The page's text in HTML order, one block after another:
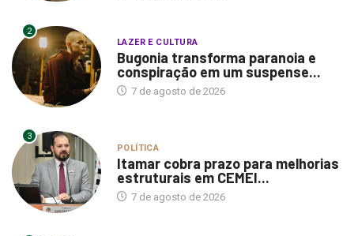
2
LAZER E CULTURA
Bugonia transforma paranoia e
conspiração em um suspense...
7 de agosto de 2026
3
POLÍTICA
Itamar cobra prazo para melhorias
estruturais em CEMEI...
7 de agosto de 2026